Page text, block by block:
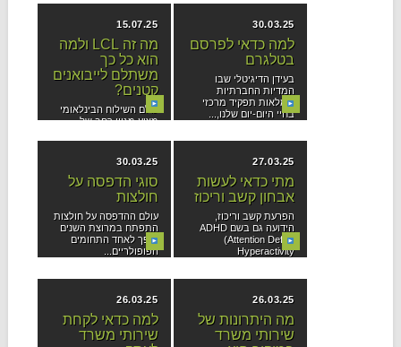
נתקלים...
15.07.25
מה זה LCL ולמה
הוא כל כך
משתלם לייבואנים
קטנים?
עולם השילוח הבינלאומי
מציע מגוון רחב של
–...
30.03.25
למה כדאי לפרסם
בטלגרם
בעידן הדיגיטלי שבו
המדיות החברתיות
ממלאות תפקיד מרכזי
בחיי היום-יום שלנו,...
30.03.25
סוגי הדפסה על
חולצות
עולם ההדפסה על חולצות
התפתח במרוצת השנים
והפך לאחד התחומים
הפופולריים...
27.03.25
מתי כדאי לעשות
אבחון קשב וריכוז
הפרעת קשב וריכוז,
הידועה גם בשם ADHD
(Attention Deficit
Hyperactivity
26.03.25
למה כדאי לקחת
שירותי משרד
26.03.25
מה היתרונות של
שירותי משרד